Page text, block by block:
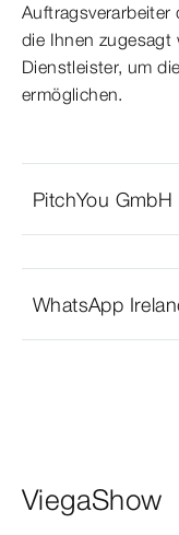
die Ihnen zugesagt
Dienstleister, um
ermöglichen.
PitchYou GmbH
WhatsApp
ViegaShow